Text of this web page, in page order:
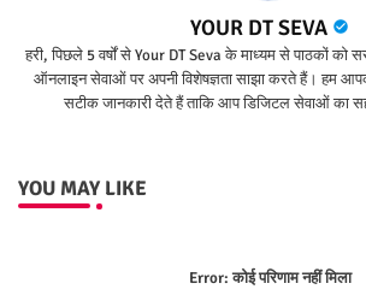
YOUR DT SEVA
हरी, पिछले 5 वर्षों से Your DT Seva के माध्यम से पाठकों को
ऑनलाइन सेवाओं पर अपनी विशेषज्ञता साझा करते हैं। हम
सटीक जानकारी देते हैं ताकि आप डिजिटल सेवाओं का
YOU MAY LIKE
Error:कोई परिणाम नहीं मिला